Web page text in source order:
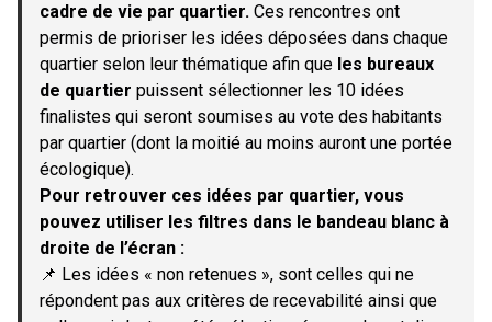
cadre de vie par quartier. Ces rencontres ont
permis de prioriser les idées déposées dans chaque
quartier selon leur thématique afin que les bureaux
de quartier puissent sélectionner les 10 idées
finalistes qui seront soumises au vote des habitants
par quartier (dont la moitié au moins auront une portée
écologique).
Pour retrouver ces idées par quartier, vous
pouvez utiliser les filtres dans le bandeau blanc à
droite de l’écran :
📌 Les idées « non retenues », sont celles qui ne
répondent pas aux critères de recevabilité ainsi que